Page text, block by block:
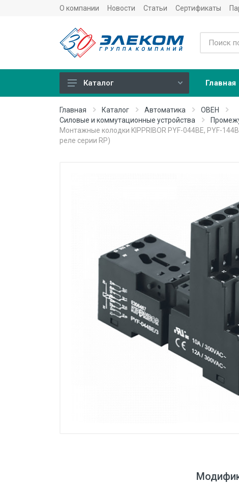
О компании Новости Статьи Сертификаты
Тепловычислители
Расходомеры (счетчики)
Манометры, термометры
Оборудование для монтажа
Корректоры газов
Сумматоры электроэнергии
Автоматика
Каталог Главная
Главная Каталог Автоматика
ОВЕН
Силовые и коммутационные устройства
Монтажные колодки KIPPRIBOR PYF-044BE, PYF-
реле серии RP)